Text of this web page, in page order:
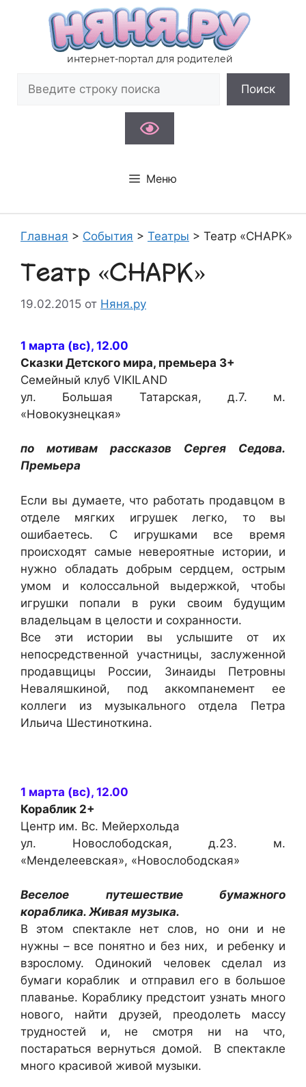
содержимому
интернет-портал для родителей
Поиск
Меню
Главная > События > Театры > Театр «СНАРК»
Театр «СНАРК»
19.02.2015 от Няня.ру
1 марта (вс), 12.00
Сказки Детского мира, премьера 3+
Семейный клуб VIKILAND
ул. Большая Татарская, д.7. м.
«Новокузнецкая»
по мотивам рассказов Сергея Седова.
Премьера
Если вы думаете, что работать продавцом в
отделе мягких игрушек легко, то вы
ошибаетесь. С игрушками все время
происходят самые невероятные истории, и
нужно обладать добрым сердцем, острым
умом и колоссальной выдержкой, чтобы
игрушки попали в руки своим будущим
владельцам в целости и сохранности.
Все эти истории вы услышите от их
непосредственной участницы, заслуженной
продавщицы России, Зинаиды Петровны
Неваляшкиной, под аккомпанемент ее
коллеги из музыкального отдела Петра
Ильича Шестиноткина.
1 марта (вс), 12.00
Кораблик 2+
Центр им. Вс. Мейерхольда
ул. Новослободская, д.23. м.
«Менделеевская», «Новослободская»
Веселое путешествие бумажного
кораблика. Живая музыка.
В этом спектакле нет слов, но они и не
нужны – все понятно и без них, и ребенку и
взрослому. Одинокий человек сделал из
бумаги кораблик и отправил его в большое
плаванье. Кораблику предстоит узнать много
нового, найти друзей, преодолеть массу
трудностей и, не смотря ни на что,
постараться вернуться домой. В спектакле
много красивой живой музыки.